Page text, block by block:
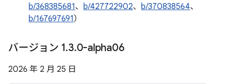
b/368385681、 b/427722902、 b/370838564、
b/167697691）
バージョン 1.3.0-alpha06
2026 年 2 月 25 日